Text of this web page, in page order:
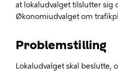
at lokaludvalget tilslutter sig
Økonomiudvalget om
Problemstilling
Lokaludvalget skal beslutte,